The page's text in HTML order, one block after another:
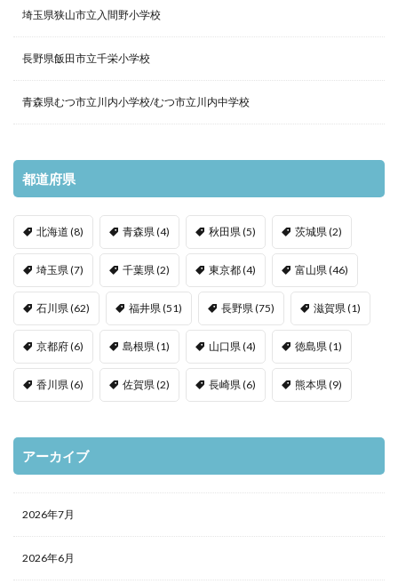
埼玉県狭山市立入間野小学校
長野県飯田市立千栄小学校
青森県むつ市立川内小学校/むつ市立川内中学校
都道府県
北海道 (8) 青森県 (4) 秋田県 (5) 茨城県 (2)
埼玉県 (7) 千葉県 (2) 東京都(4) 富山県 (46)
石川県 (62) 福井県 (51) 長野県 (75) 滋賀県 (1)
京都府(6) 島根県 (1) 山口県 (4) 徳島県 (1)
香川県 (6) 佐賀県 (2) 長崎県 (6) 熊本県 (9)
アーカイブ
2026年7月
2026年6月